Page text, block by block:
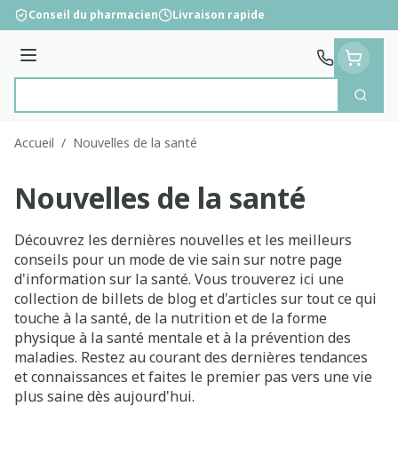
Aller au contenu
Conseil du pharmacien Livraison rapide
Menu
Accueil / Nouvelles de la santé
Nouvelles de la santé
Découvrez les dernières nouvelles et les meilleurs
conseils pour un mode de vie sain sur notre page
d'information sur la santé. Vous trouverez ici une
collection de billets de blog et d'articles sur tout ce qui
touche à la santé, de la nutrition et de la forme
physique à la santé mentale et à la prévention des
maladies. Restez au courant des dernières tendances
et connaissances et faites le premier pas vers une vie
plus saine dès aujourd'hui.